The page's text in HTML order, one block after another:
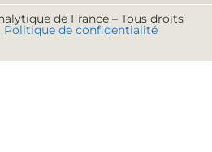
de France – Tous droits
Politique de confidentialité